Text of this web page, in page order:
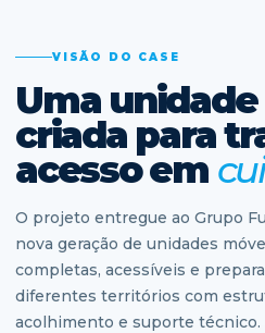
VISÃO DO CASE
Uma
criada para
acesso em
O projeto entregue ao Grupo
nova geração de unidades
completas, acessíveis e
diferentes territórios com
acolhimento e suporte técnico.